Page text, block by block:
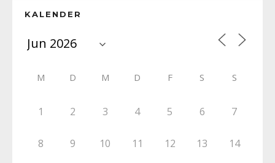
KALENDER
M D M D F S S
1 2 3 4 5 6 7
8 9 10 11 12 13 14